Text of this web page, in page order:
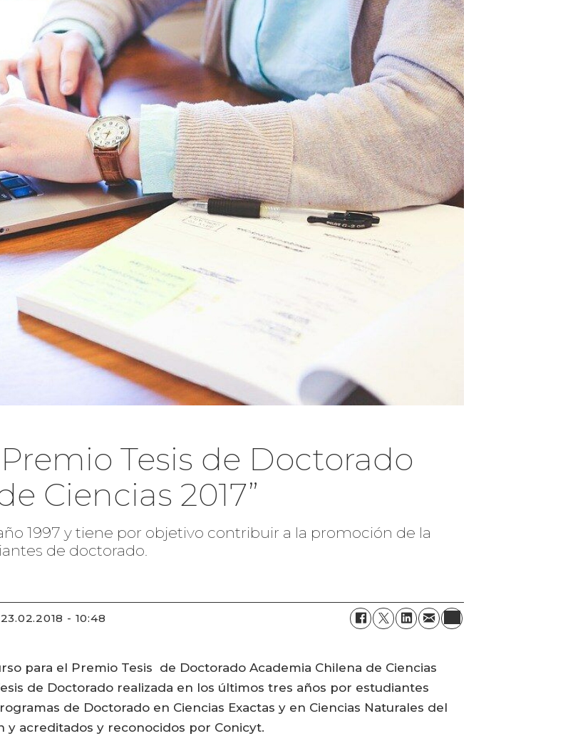
Tesis de Doctorado
Ciencias 2017”
1997 y tiene por objetivo contribuir a la promoción de la
de doctorado.
23.02.2018 - 10:48
para el Premio Tesis de Doctorado Academia Chilena de Ciencias
de Doctorado realizada en los últimos tres años por estudiantes
de Doctorado en Ciencias Exactas y en Ciencias Naturales del
y acreditados y reconocidos por Conicyt.